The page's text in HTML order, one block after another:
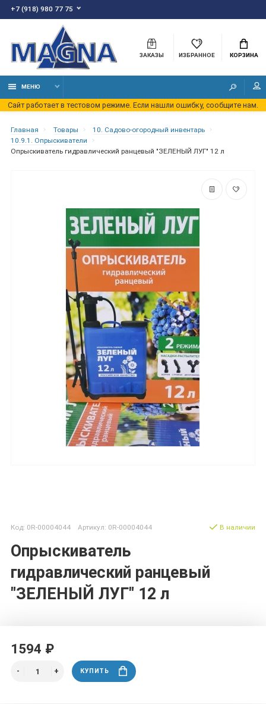
+7 (918) 980 77 75
ЗАКАЗЫ ИЗБРАННОЕ КОРЗИНА
МЕНЮ
Сайт работает в тестовом режиме. Если нашли ошибку, сообщите нам.
Главная Товары
10. Садово-огородный инвентарь
10.9.1. Опрыскиватели
Опрыскиватель гидравлический ранцевый "ЗЕЛЕНЫЙ ЛУГ" 12 л
Код: 0R-00004044 Артикул: 0R-00004044
Опрыскиватель
гидравлический ранцевый
"ЗЕЛЕНЫЙ ЛУГ" 12 л
В наличии
1594 ₽
КУПИТЬ